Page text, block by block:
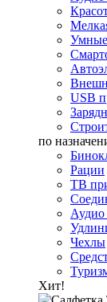
Умные
USB
по
Рации
ТВ
Аудио
Чехлы
Хит!